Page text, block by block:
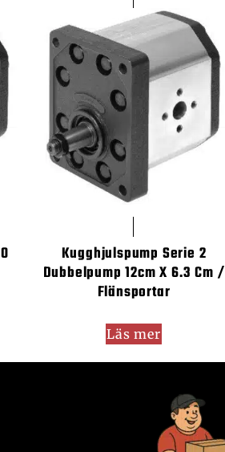
Kugghjulspump Serie 2
Dubbelpump 12cm X 6.3 Cm /
Flänsportar
Läs mer